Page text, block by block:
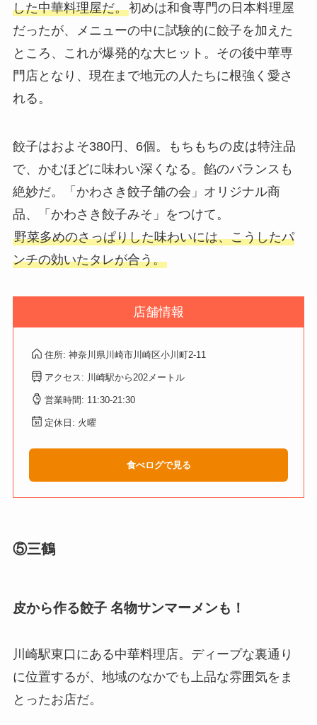
した中華料理屋だ。初めは和食専門の日本料理屋
だったが、メニューの中に試験的に餃子を加えた
ところ、これが爆発的な大ヒット。その後中華専
門店となり、現在まで地元の人たちに根強く愛さ
れる。
餃子はおよそ380円、6個。もちもちの皮は特注品
で、かむほどに味わい深くなる。餡のバランスも
絶妙だ。「かわさき餃子舗の会」オリジナル商
品、「かわさき餃子みそ」をつけて。
野菜多めのさっぱりした味わいには、こうしたパ
ンチの効いたタレが合う。
店舗情報
住所: 神奈川県川崎市川崎区小川町2-11
アクセス: 川崎駅から202メートル
営業時間: 11:30-21:30
定休日: 火曜
食べログで見る
⑤三鶴
皮から作る餃子 名物サンマーメンも！
川崎駅東口にある中華料理店。ディープな裏通り
に位置するが、地域のなかでも上品な雰囲気をま
とったお店だ。